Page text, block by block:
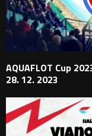
AQUAFLOT Cup
28. 12. 2023